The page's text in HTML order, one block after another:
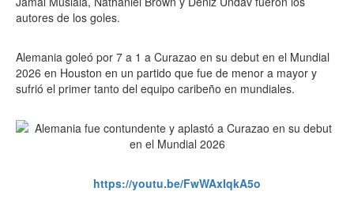
autores de los goles.
Alemania goleó por 7 a 1 a Curazao en su debut en el Mundial
2026 en Houston en un partido que fue de menor a mayor y
sufrió el primer tanto del equipo caribeño en mundiales.
https://youtu.be/FwWAxIqkA5o